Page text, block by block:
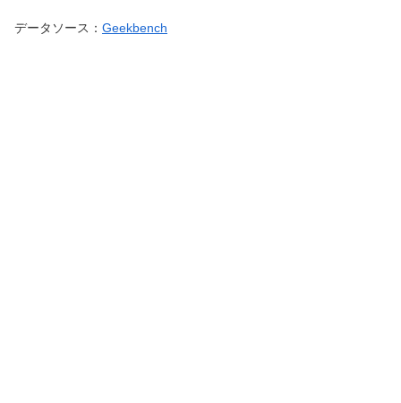
データソース： Geekbench